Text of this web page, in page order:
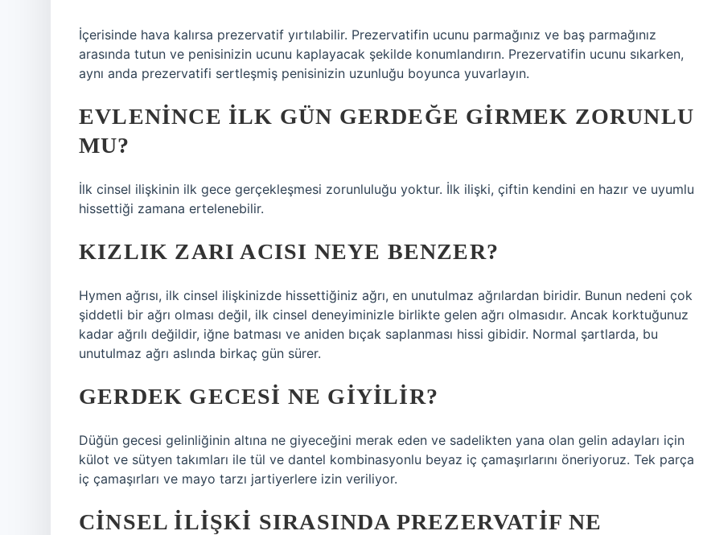
İçerisinde hava kalırsa prezervatif yırtılabilir. Prezervatifin ucunu parmağınız ve baş parmağınız
arasında tutun ve penisinizin ucunu kaplayacak şekilde konumlandırın. Prezervatifin ucunu sıkarken,
aynı anda prezervatifi sertleşmiş penisinizin uzunluğu boyunca yuvarlayın.
EVLENINCE ILK GÜN GERDEĞE GIRMEK ZORUNLU
MU?
İlk cinsel ilişkinin ilk gece gerçekleşmesi zorunluluğu yoktur. İlk ilişki, çiftin kendini en hazır ve uyumlu
hissettiği zamana ertelenebilir.
KIZLIK ZARI ACISI NEYE BENZER?
Hymen ağrısı, ilk cinsel ilişkinizde hissettiğiniz ağrı, en unutulmaz ağrılardan biridir. Bunun nedeni çok
şiddetli bir ağrı olması değil, ilk cinsel deneyiminizle birlikte gelen ağrı olmasıdır. Ancak korktuğunuz
kadar ağrılı değildir, iğne batması ve aniden bıçak saplanması hissi gibidir. Normal şartlarda, bu
unutulmaz ağrı aslında birkaç gün sürer.
GERDEK GECESI NE GIYILIR?
Düğün gecesi gelinliğinin altına ne giyeceğini merak eden ve sadelikten yana olan gelin adayları için
külot ve sütyen takımları ile tül ve dantel kombinasyonlu beyaz iç çamaşırlarını öneriyoruz. Tek parça
iç çamaşırları ve mayo tarzı jartiyerlere izin veriliyor.
CINSEL ILIŞKI SIRASINDA PREZERVATIF NE